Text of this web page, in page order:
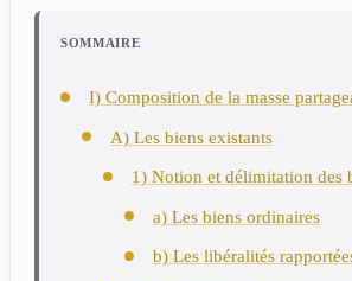
SOMMAIRE
I) Composition de la masse
A) Les biens existants
1) Notion et délimitation des
a) Les biens ordinaires
b) Les libéralités